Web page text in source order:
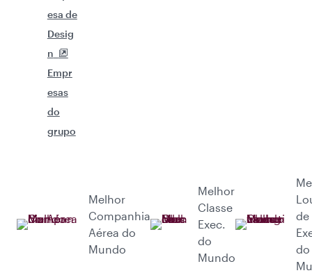
esa de
Desig
n
Empr
esas
do
grupo
Melhor
Companhia
Aérea do
Mundo
Melhor
Classe
Exec.
do
Mundo
de
do